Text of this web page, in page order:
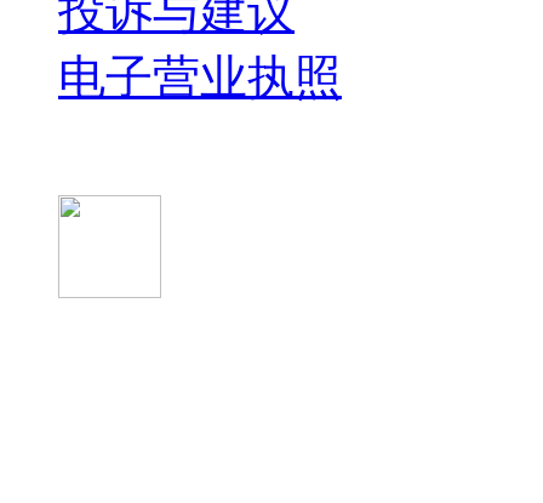
投诉与建议
电子营业执照